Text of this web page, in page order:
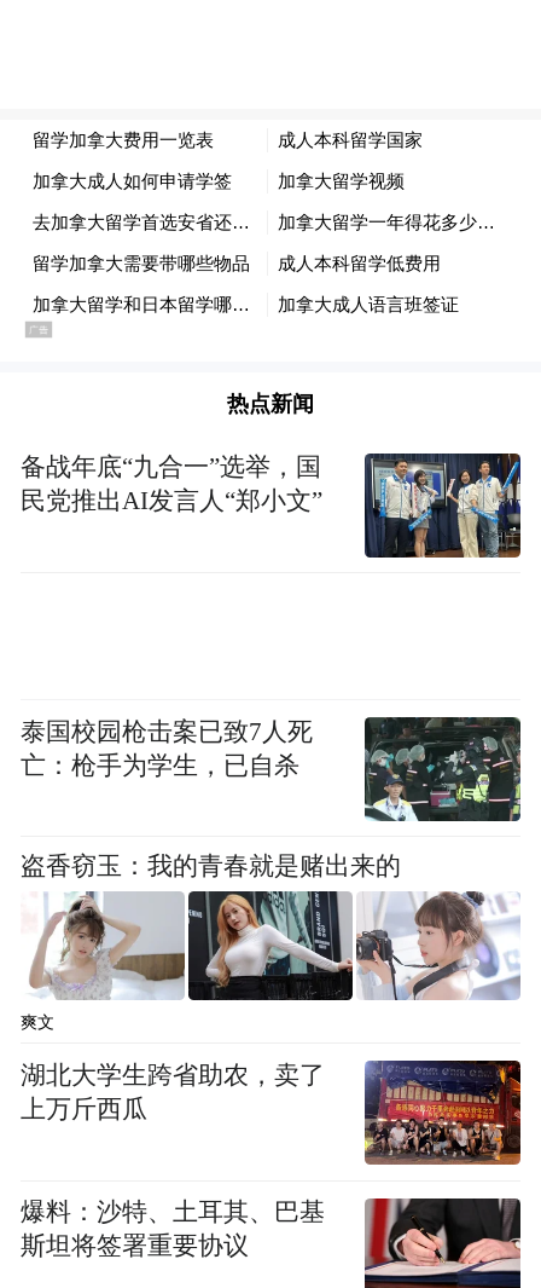
赛场上，选手们“舞”力全开，单手撑地、旋
转、空翻等一系列高难度动作以及令人眼前
一亮的街舞造型，将新时代少年们敢于造
梦、勇于追梦的新锐态度展现得淋漓尽致。
热点新闻
备战年底“九合一”选举，国
民党推出AI发言人“郑小文”
泰国校园枪击案已致7人死
亡：枪手为学生，已自杀
盗香窃玉：我的青春就是赌出来的
爽文
湖北大学生跨省助农，卖了
上万斤西瓜
爆料：沙特、土耳其、巴基
斯坦将签署重要协议